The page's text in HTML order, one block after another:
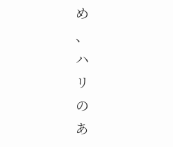
め
、
ハ
リ
の
あ